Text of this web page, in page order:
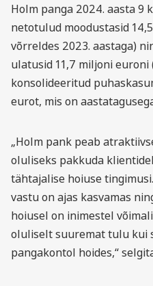
Holm panga 2024. aasta 9
netotulud moodustasid
võrreldes 2023. aastaga)
ulatusid 11,7 miljoni euroni
konsolideeritud
eurot, mis on
„Holm pank peab
oluliseks pakkuda
tähtajali­se hoiuse
vastu on ajas kasvamas
hoiusel on inimestel
oluliselt suuremat tulu kui
pangakontol hoides,“